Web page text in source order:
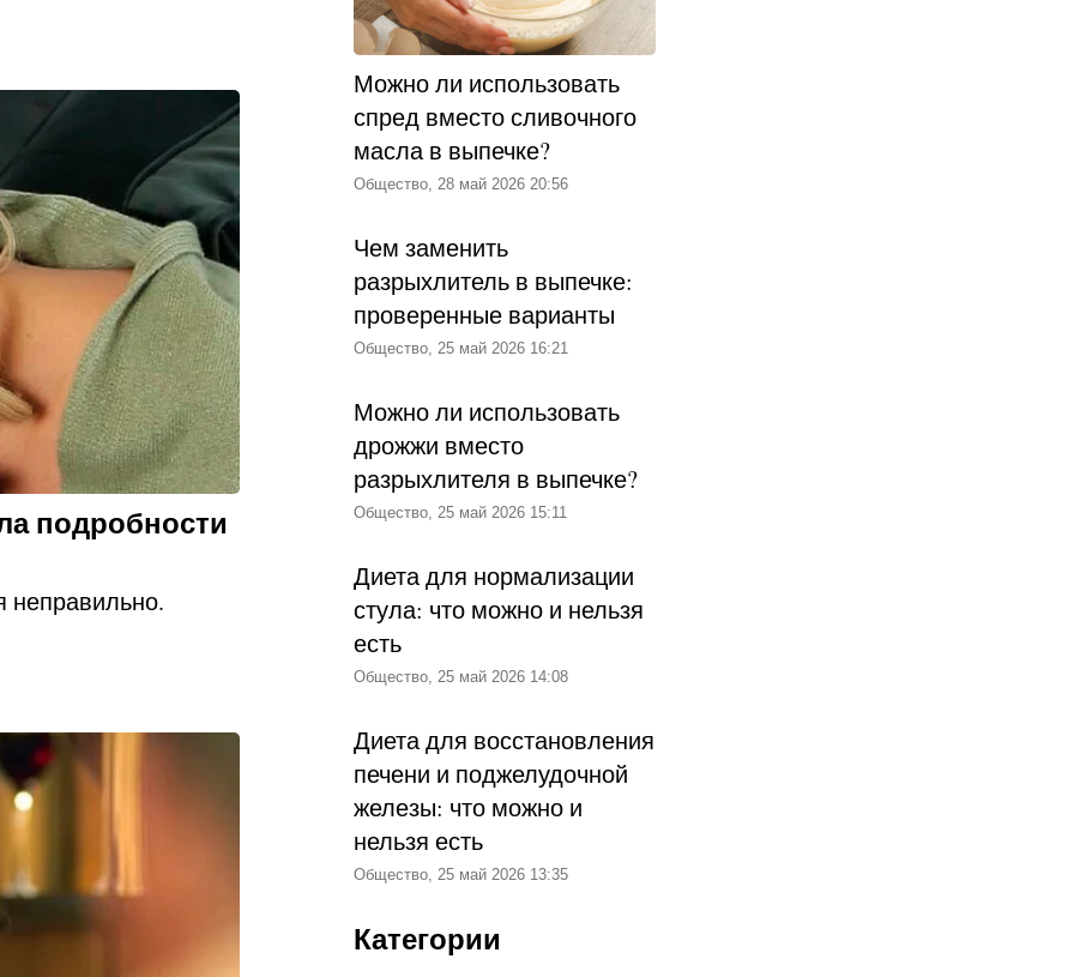
еще на несколько
одну из
день все решила
проект и
ее узнавали
картины.
Доминику
счастья»,
«Две судьбы».
по образам
Марины
«Заезжем
любимице,
«Тайна Марии»,
с риском для
достались
иногда работая в
героиня
для карьеры
с будущим
с первого
подробности
неправильно.
Можно ли использовать
спред вместо сливочного
масла в выпечке?
Общество, 28 май 2026 20:56
Чем заменить
разрыхлитель в выпечке:
проверенные варианты
Общество, 25 май 2026 16:21
Можно ли использовать
дрожжи вместо
разрыхлителя в выпечке?
Общество, 25 май 2026 15:11
Диета для нормализации
стула: что можно и нельзя
есть
Общество, 25 май 2026 14:08
Диета для восстановления
печени и поджелудочной
железы: что можно и
нельзя есть
Общество, 25 май 2026 13:35
Категории